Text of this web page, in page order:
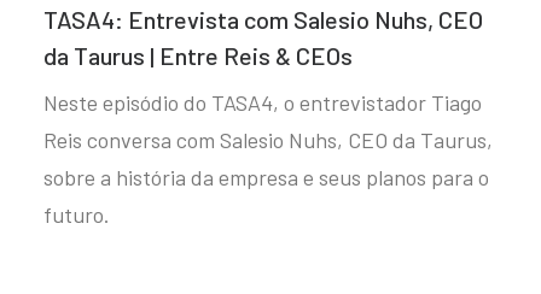
TASA4: Entrevista com Salesio Nuhs, CEO
da Taurus | Entre Reis & CEOs
Neste episódio do TASA4, o entrevistador Tiago
Reis conversa com Salesio Nuhs, CEO da Taurus,
sobre a história da empresa e seus planos para o
futuro.